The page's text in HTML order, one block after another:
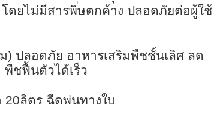
โดยไม่มีสารพิษตกค้าง ปลอดภัยต่อผู้ใช้
) ปลอดภัย อาหารเสริมพืชชั้นเลิศ ลด
ชฟื้นตัวได้เร็ว
ลิตร ฉีดพ่นทางใบ